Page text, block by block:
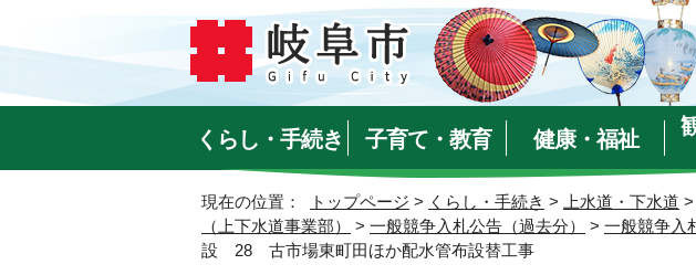
くらし・手続き 子育て・教育 健康・福祉
現在の位置： トップページ > くらし・手続き > 上水道・下水道 >
（上下水道事業部）
> 一般競争入札公告（過去分） > 一般競争入
設 28 古市場東町田ほか配水管布設替工事